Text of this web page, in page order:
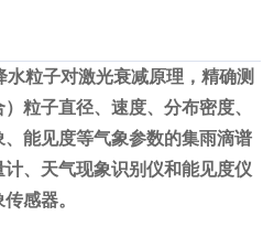
水粒子对激光衰减原理，精确测
粒子直径、速度、分布密度、
能见度等气象参数的集雨滴谱
、天气现象识别仪和能见度仪
感器。